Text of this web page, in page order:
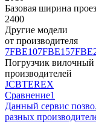
Базовая ширина
2400
Другие модели
от производителя
7FBE107FBE15
Погрузчик вилочный
производителей
JCBTEREX
Сравнение1
Данный сервис
разных